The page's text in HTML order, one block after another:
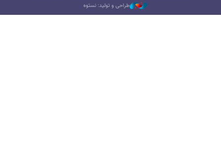
طراحی و تولید: نستوه